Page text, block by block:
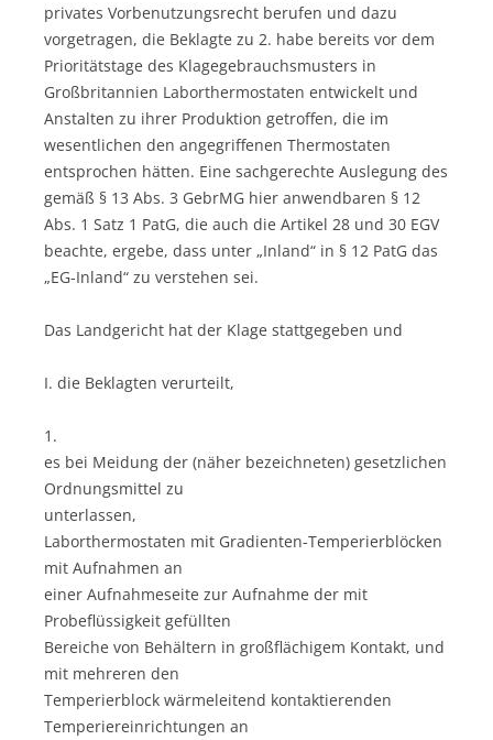
privates Vorbenutzungsrecht berufen und dazu
vorgetragen, die Beklagte zu 2. habe bereits vor dem
Prioritätstage des Klagegebrauchsmusters in
Großbritannien Laborthermostaten entwickelt und
Anstalten zu ihrer Produktion getroffen, die im
wesentlichen den angegriffenen Thermostaten
entsprochen hätten. Eine sachgerechte Auslegung des
gemäß § 13 Abs. 3 GebrMG hier anwendbaren § 12
Abs. 1 Satz 1 PatG, die auch die Artikel 28 und 30 EGV
beachte, ergebe, dass unter „Inland“ in § 12 PatG das
„EG-Inland“ zu verstehen sei.
Das Landgericht hat der Klage stattgegeben und
I. die Beklagten verurteilt,
1.
es bei Meidung der (näher bezeichneten) gesetzlichen
Ordnungsmittel zu
unterlassen,
Laborthermostaten mit Gradienten-Temperierblöcken
mit Aufnahmen an
einer Aufnahmeseite zur Aufnahme der mit
Probeflüssigkeit gefüllten
Bereiche von Behältern in großflächigem Kontakt, und
mit mehreren den
Temperierblock wärmeleitend kontaktierenden
Temperiereinrichtungen an